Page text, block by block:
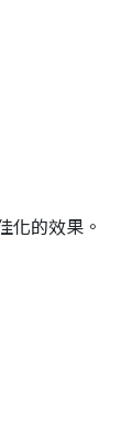
化的效果。